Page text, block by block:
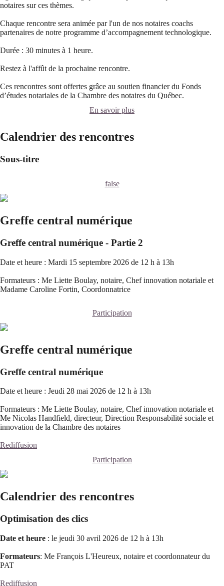
notaires sur ces thèmes.
Chaque rencontre sera animée par l'un de nos notaires coachs
partenaires de notre programme d’accompagnement technologique.
Durée : 30 minutes à 1 heure.
Restez à l'affût de la prochaine rencontre.
Ces rencontres sont offertes grâce au soutien financier du Fonds
d’études notariales de la Chambre des notaires du Québec.
En savoir plus
Calendrier des rencontres
Sous-titre
false
Greffe central numérique
Greffe central numérique - Partie 2
Date et heure : Mardi 15 septembre 2026 de 12 h à 13h
Formateurs : Me Liette Boulay, notaire, Chef innovation notariale et
Madame Caroline Fortin, Coordonnatrice
Participation
Greffe central numérique
Greffe central numérique
Date et heure : Jeudi 28 mai 2026 de 12 h à 13h
Formateurs : Me Liette Boulay, notaire, Chef innovation notariale et
Me Nicolas Handfield, directeur, Direction Responsabilité sociale et
innovation de la Chambre des notaires
Rediffusion
Participation
Calendrier des rencontres
Optimisation des clics
Date et heure : le jeudi 30 avril 2026 de 12 h à 13h
Formateurs: Me François L'Heureux, notaire et coordonnateur du
PAT
Rediffusion